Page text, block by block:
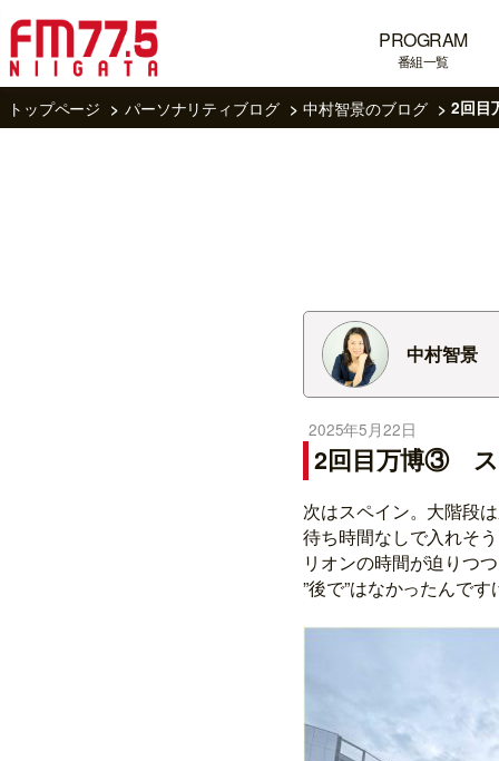
PROGRAM
番組一覧
トップページ パーソナリティブログ 中村智景のブログ 2回目
中村智景
2025年5月22日
2回目万博③ ス
次はスペイン。大階段
待ち時間なしで入れそ
リオンの時間が迫りつ
”後で”はなかったんで